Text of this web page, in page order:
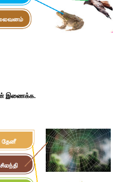
பொருந்தாத ஒன்றை வட்டமிடுக.
நட்சத்திரமீன்